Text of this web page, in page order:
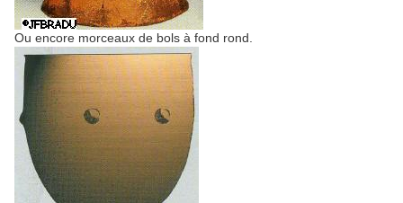
Ou encore morceaux de bols à fond rond.